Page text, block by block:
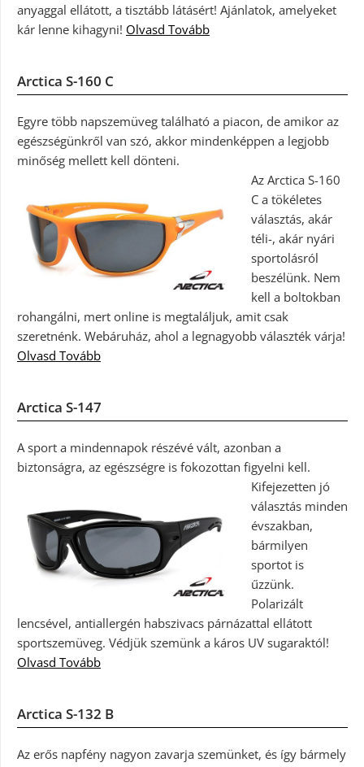
anyaggal ellátott, a tisztább látásért! Ajánlatok, amelyeket
kár lenne kihagyni! Olvasd Tovább
Arctica S-160 C
Egyre több napszemüveg található a piacon, de amikor az
egészségünkről van szó, akkor mindenképpen a legjobb
minőség mellett kell dönteni.
Az Arctica S-160
C a tökéletes
választás, akár
téli-, akár nyári
sportolásról
beszélünk. Nem
kell a boltokban
rohangálni, mert online is megtaláljuk, amit csak
szeretnénk. Webáruház, ahol a legnagyobb választék várja!
Olvasd Tovább
Arctica S-147
A sport a mindennapok részévé vált, azonban a
biztonságra, az egészségre is fokozottan figyelni kell.
Kifejezetten jó
választás minden
évszakban,
bármilyen
sportot is
űzzünk.
Polarizált
lencsével, antiallergén habszivacs párnázattal ellátott
sportszemüveg. Védjük szemünk a káros UV sugaraktól!
Olvasd Tovább
Arctica S-132 B
Az erős napfény nagyon zavarja szemünket, és így bármely